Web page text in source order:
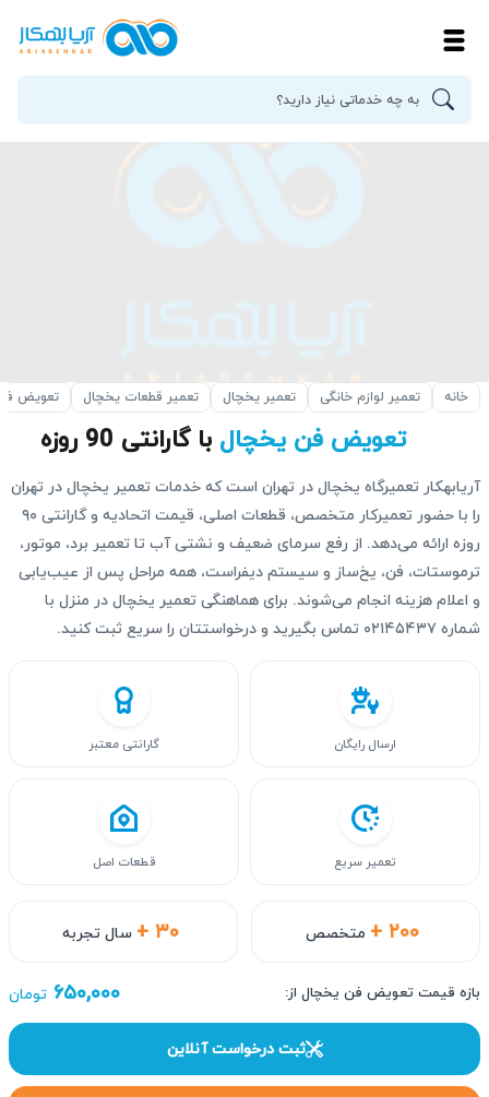
خانه تعمیر لوازم خانگی تعمیر یخچال تعمیر قطعات یخچال تعویض
تعویض فن یخچال با گارانتی 90 روزه
آریابهکار تعمیرگاه یخچال در تهران است که خدمات تعمیر یخچال در تهران
را با حضور تعمیرکار متخصص، قطعات اصلی، قیمت اتحادیه و گارانتی ۹۰
روزه ارائه می‌دهد. از رفع سرمای ضعیف و نشتی آب تا تعمیر برد، موتور،
ترموستات، فن، یخ‌ساز و سیستم دیفراست، همه مراحل پس از عیب‌یابی
و اعلام هزینه انجام می‌شوند. برای هماهنگی تعمیر یخچال در منزل با
شماره ۰۲۱۴۵۴۳۷ تماس بگیرید و درخواستتان را سریع ثبت کنید.
+ ۲۰۰ متخصص + ۳۰ سال تجربه
ارسال رایگان گارانتی معتبر
تعمیر سریع قطعات اصل
بازه قیمت تعویض فن یخچال از: ۶۵۰,۰۰۰ تومان
ثبت درخواست آنلاین